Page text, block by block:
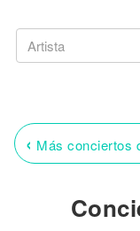
‹ Más conciertos